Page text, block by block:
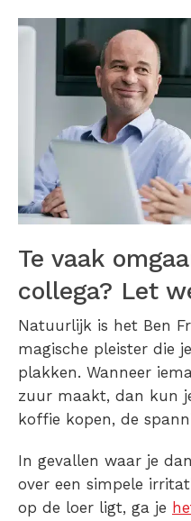
Te vaak
collega? Let
Natuurlijk is het Ben
magische pleister die
plakken. Wanneer
zuur maakt, dan kun
koffie kopen, de
In gevallen waar je
over een simpele
op de loer ligt, ga je